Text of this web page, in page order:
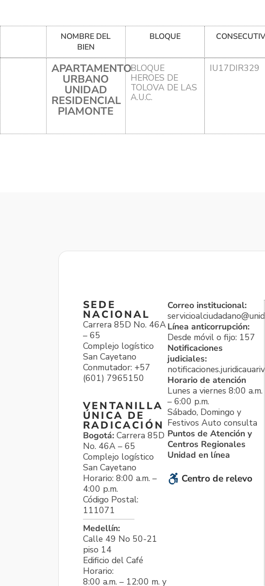
NOMBRE DEL
BIEN
BLOQUE
APARTAMENTO
URBANO
UNIDAD
RESIDENCIAL
PIAMONTE
BLOQUE
HEROES DE
TOLOVA DE LAS
A.U.C.
IU17DIR329
SEDE
NACIONAL
Carrera 85D No. 46A
– 65
Complejo logístico
San Cayetano
Conmutador: +57
(601) 7965150
VENTANILLA
ÚNICA DE
RADICACIÓN
Bogotá: Carrera 85D
No. 46A – 65
Complejo logístico
San Cayetano
Horario: 8:00 a.m. –
4:00 p.m.
Código Postal:
111071
Medellín:
Calle 49 No 50-21
piso 14
Edificio del Café
Horario:
8:00 a.m. – 12:00 m. y
Correo institucional:
Línea anticorrupción:
Desde móvil o fijo: 157
Notificaciones
judiciales:
Horario de atención
Lunes a viernes 8:00 a.m.
– 6:00 p.m.
Sábado, Domingo y
Festivos Auto consulta
Puntos de Atención y
Centros Regionales
Unidad en línea
Centro de relevo